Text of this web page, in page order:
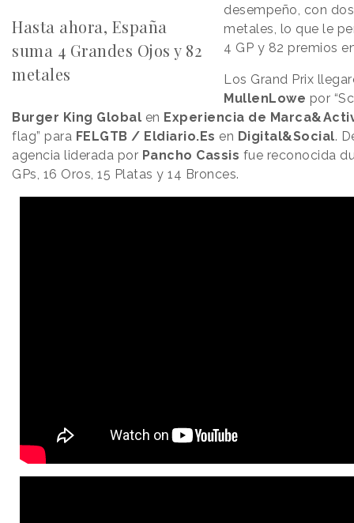
Hasta ahora, España
suma 4 Grandes Ojos y 82
metales
desempeño, con
metales, lo que le
4 GP y 82 premios
Los Grand Prix
MullenLowe por
Burger King Global en Experiencia de
flag” para FELGTB / Eldiario.Es en Digital&Social.
agencia liderada por Pancho Cassis fue reconocida
GPs, 16 Oros, 15 Platas y 14 Bronces.